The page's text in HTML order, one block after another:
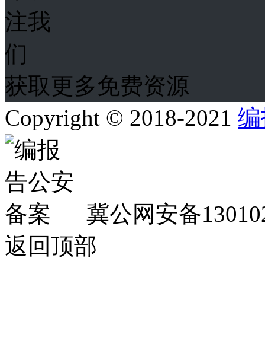
获取更多免费资源
Copyright © 2018-2021
冀公网安备
返回顶部